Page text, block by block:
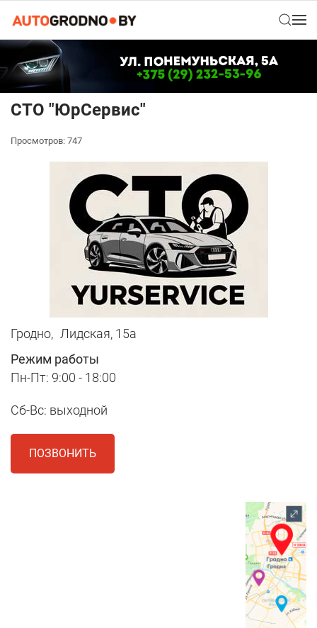
СТО "ЮрСервис"
Просмотров: 747
Гродно, Лидская, 15а
Режим работы
Пн-Пт: 9:00 - 18:00
Сб-Вс: выходной
ПОЗВОНИТЬ